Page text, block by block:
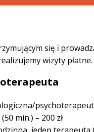
się i
wizyty płatne.
min.) – 200 zł